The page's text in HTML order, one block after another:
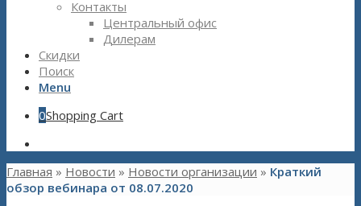
Контакты
Центральный офис
Дилерам
Скидки
Поиск
Menu
0Shopping Cart
Главная » Новости » Новости организации » Краткий
обзор вебинара от 08.07.2020